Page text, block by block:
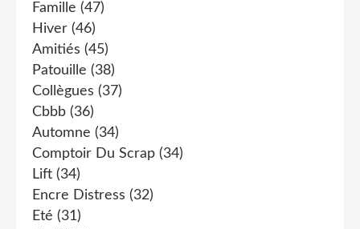
Famille (47)
Hiver (46)
Amitiés (45)
Patouille (38)
Collègues (37)
Cbbb (36)
Automne (34)
Comptoir Du Scrap (34)
Lift (34)
Encre Distress (32)
Eté (31)